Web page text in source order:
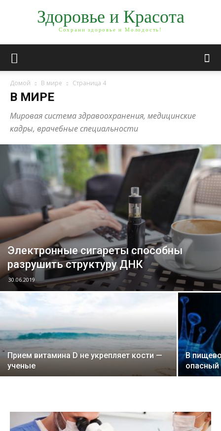
Здоровье и Красота
Сохрани здоровье и Молодость!
Домой В мире Страница 4
В МИРЕ
Мировая система здравоохранения, медицинские
кадры, врачебные специальности
Электронные сигареты способны
разрушить структуру ДНК
30.06.2019
Прием витамина D не укрепляет кости —
ученые
В
опасный